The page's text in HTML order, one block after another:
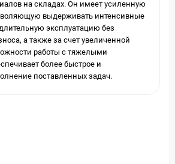
на складах. Он имеет усиленную
выдерживать интенсивные
эксплуатацию без
а также за счет увеличенной
работы с тяжелыми
более быстрое и
поставленных задач.